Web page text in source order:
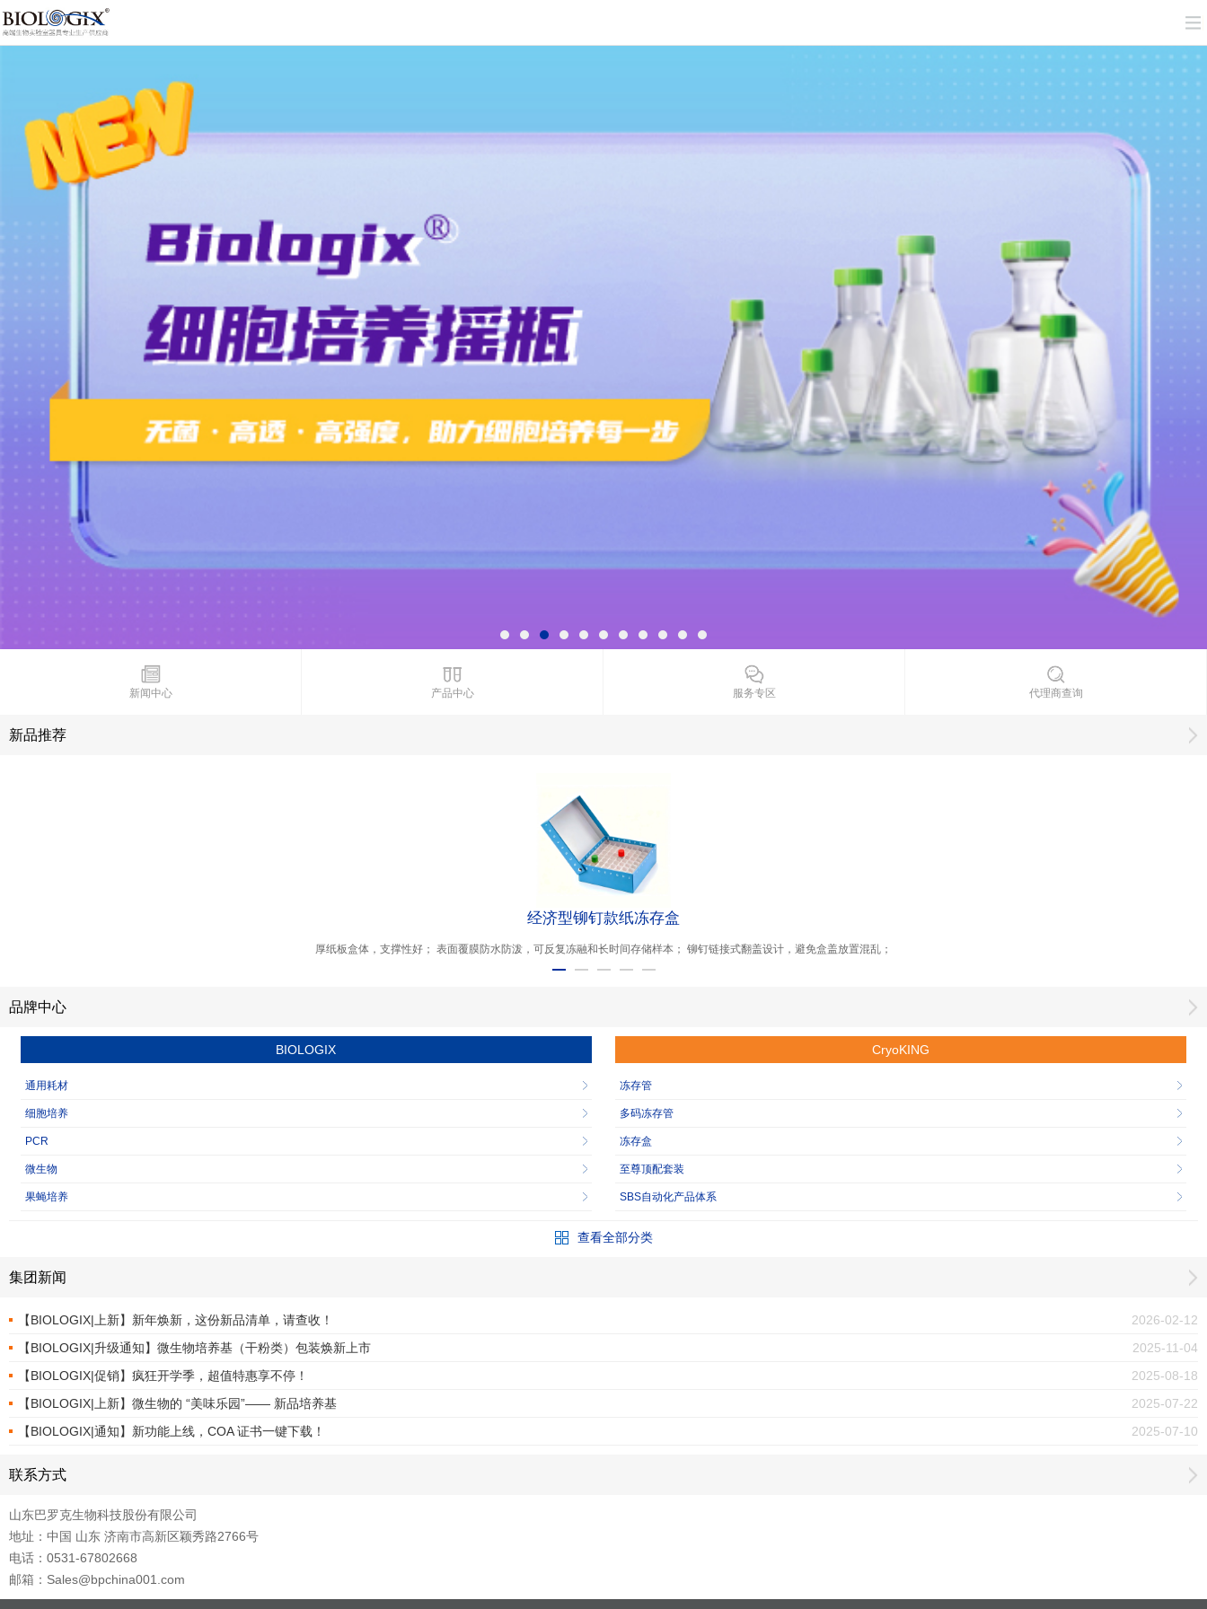
新闻中心 产品中心 服务专区 代理商查询
新品推荐
经济型铆钉款纸冻存盒
厚纸板盒体，支撑性好； 表面覆膜防水防泼，可反复冻融和长时间存储样本； 铆钉链接式翻盖设计，避免盒盖放置混乱；
品牌中心
BIOLOGIX
通用耗材
细胞培养
PCR
微生物
果蝇培养
CryoKING
冻存管
多码冻存管
冻存盒
至尊顶配套装
SBS自动化产品体系
查看全部分类
集团新闻
【BIOLOGIX|上新】新年焕新，这份新品清单，请查收！
2026-02-12
【BIOLOGIX|升级通知】微生物培养基（干粉类）包装焕新上市
2025-11-04
【BIOLOGIX|促销】疯狂开学季，超值特惠享不停！
2025-08-18
【BIOLOGIX|上新】微生物的 “美味乐园”—— 新品培养基
2025-07-22
【BIOLOGIX|通知】新功能上线，COA 证书一键下载！
2025-07-10
联系方式
山东巴罗克生物科技股份有限公司
地址：中国 山东 济南市高新区颖秀路2766号
电话：0531-67802668
邮箱：Sales@bpchina001.com